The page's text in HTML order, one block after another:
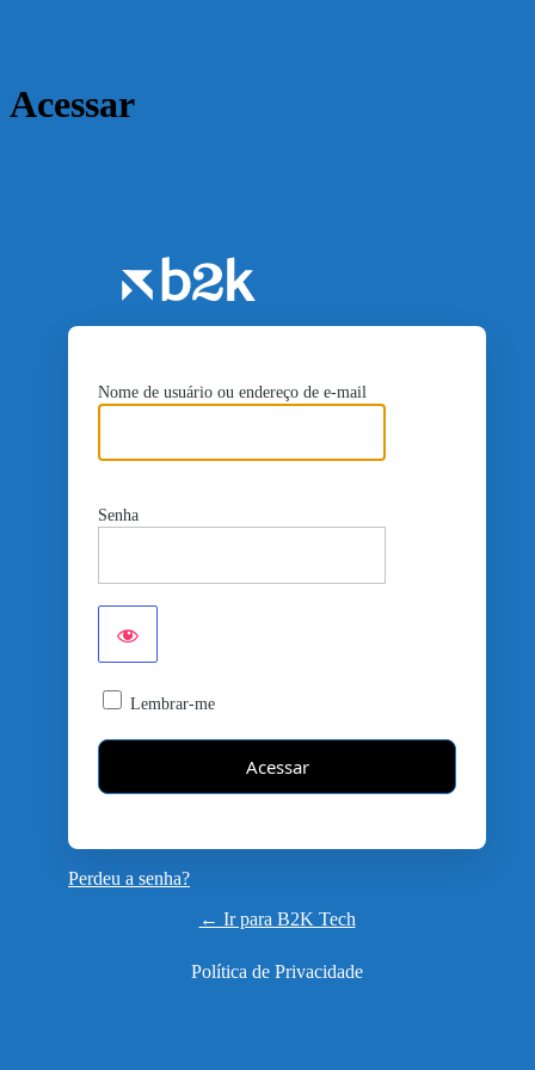
Acessar
Nome de usuário ou endereço de e-mail
Senha
Lembrar-me
Perdeu a senha?
← Ir para B2K Tech
Política de Privacidade